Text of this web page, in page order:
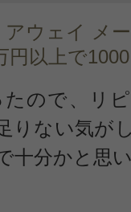
ウェイ メ
円以上で
ので、リ
りない気が
十分かと思